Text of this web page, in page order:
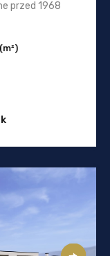
przed 1968